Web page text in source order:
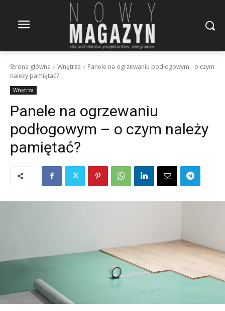
Strona główna Wnętrza
Panele na ogrzewaniu podłogowym - o czym
należy pamiętać?
Wnętrza
Panele na ogrzewaniu
podłogowym – o czym należy
pamiętać?